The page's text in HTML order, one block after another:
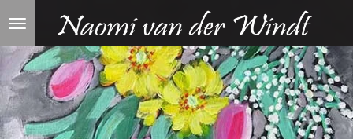
Ga
naar
de
hoofdinhoud